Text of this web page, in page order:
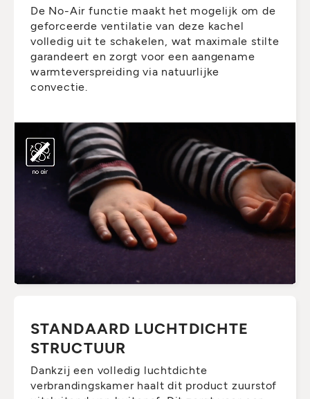
De No-Air functie maakt het mogelijk om de
geforceerde ventilatie van deze kachel
volledig uit te schakelen, wat maximale stilte
garandeert en zorgt voor een aangename
warmteverspreiding via natuurlijke
convectie.
STANDAARD LUCHTDICHTE
STRUCTUUR
Dankzij een volledig luchtdichte
verbrandingskamer haalt dit product zuurstof